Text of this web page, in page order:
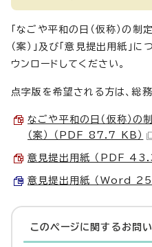
「なごや平和の日（仮称）の
（案）」及び「意見提出用紙」
ウンロードしてください。
点字版を希望される方は、総
なごや平和の日（仮称）
（案） （PDF 87.7 KB）
意見提出用紙 （PDF
意見提出用紙 （Word
このページに関する お問